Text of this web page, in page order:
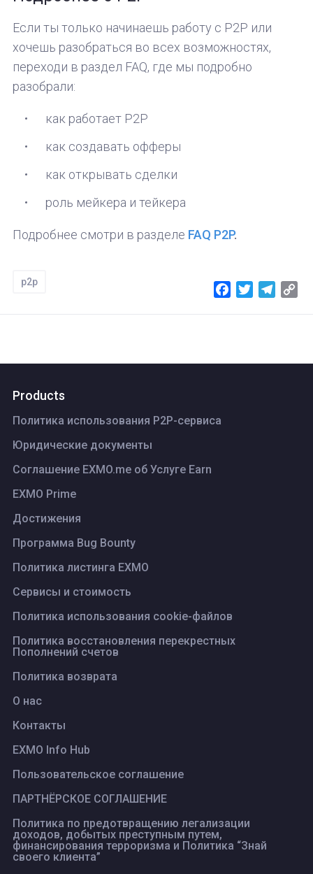
Если ты только начинаешь работу с P2P или
хочешь разобраться во всех возможностях,
переходи в раздел FAQ, где мы подробно
разобрали:
как работает P2P
как создавать офферы
как открывать сделки
роль мейкера и тейкера
Подробнее смотри в разделе FAQ P2P.
p2p
FacebookTwitter
Products
Политика использования P2P-сервиса
Юридические документы
Соглашение EXMO.me об Услуге Earn
EXMO Prime
Достижения
Программа Bug Bounty
Политика листинга ЕХМО
Сервисы и стоимость
Политика использования cookie-файлов
Политика восстановления перекрестных
Пополнений счетов
Политика возврата
О нас
Контакты
EXMO Info Hub
Пользовательское соглашение
ПАРТНЁРСКОЕ СОГЛАШЕНИЕ
Политика по предотвращению легализации
доходов, добытых преступным путем,
финансирования терроризма и Политика “Знай
своего клиента”